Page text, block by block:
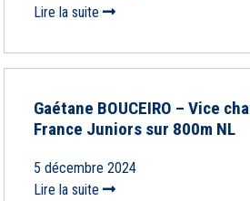
Lire la suite
Gaétane BOUCEIRO – Vice
France Juniors sur 800m NL
5 décembre 2024
Lire la suite